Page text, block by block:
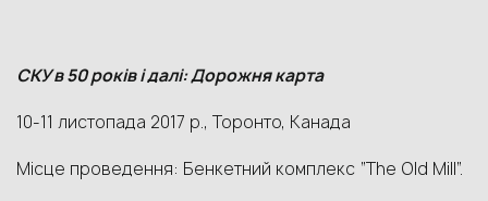
СКУ в 50 років і далі: Дорожня карта
10-11 листопада 2017 р., Торонто, Канада
Місце проведення: Бенкетний комплекс “The Old Mill”.